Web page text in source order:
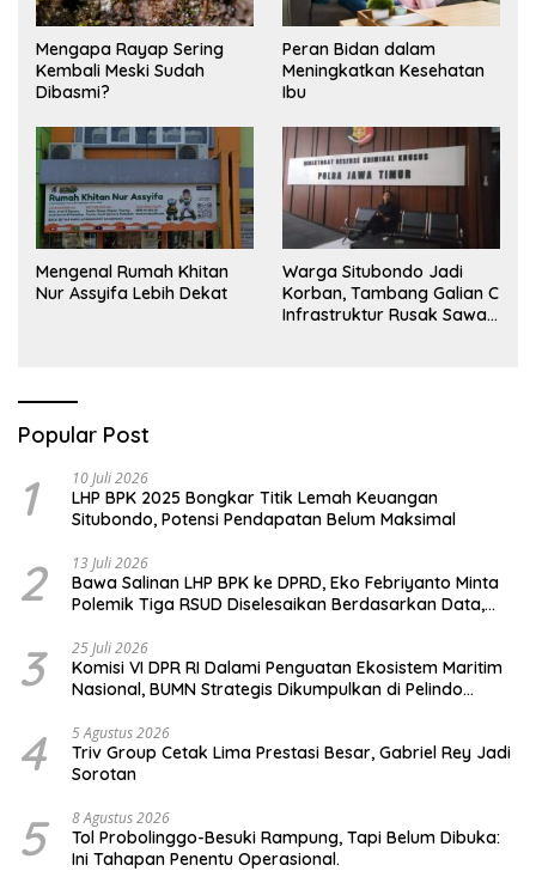
Mengapa Rayap Sering
Kembali Meski Sudah
Dibasmi?
Peran Bidan dalam
Meningkatkan Kesehatan
Ibu
Mengenal Rumah Khitan
Nur Assyifa Lebih Dekat
Warga Situbondo Jadi
Korban, Tambang Galian C
Infrastruktur Rusak Sawah
Popular Post
1 10 Juli 2026
LHP BPK 2025 Bongkar Titik Lemah Keuangan
Situbondo, Potensi Pendapatan Belum Maksimal
2 13 Juli 2026
Bawa Salinan LHP BPK ke DPRD, Eko Febriyanto Minta
Polemik Tiga RSUD Diselesaikan Berdasarkan Data,
3 25 Juli 2026
Komisi VI DPR RI Dalami Penguatan Ekosistem Maritim
Nasional, BUMN Strategis Dikumpulkan di Pelindo
4 5 Agustus 2026
Triv Group Cetak Lima Prestasi Besar, Gabriel Rey Jadi
Sorotan
5 8 Agustus 2026
Tol Probolinggo-Besuki Rampung, Tapi Belum Dibuka:
Ini Tahapan Penentu Operasional.